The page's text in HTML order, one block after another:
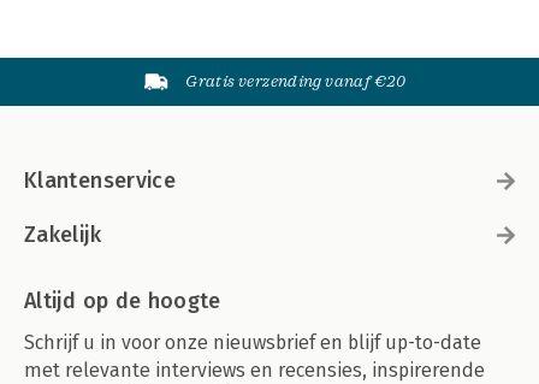
Gratis verzending vanaf €20
Klantenservice
Zakelijk
Altijd op de hoogte
Schrijf u in voor onze nieuwsbrief en blijf up-to-date
met relevante interviews en recensies, inspirerende